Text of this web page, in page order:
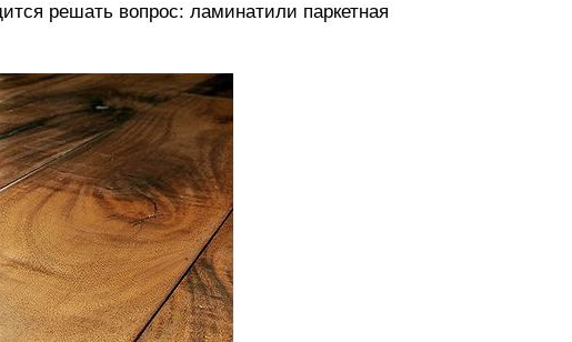
решать вопрос: ламинатили паркетная